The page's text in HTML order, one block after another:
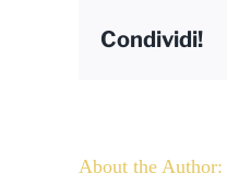
Condividi!
About the Author: